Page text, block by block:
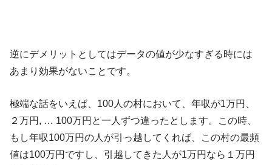
逆にデメリットとしてはデータの値が少なすぎる時には
あまり効果がないことです。
極端な話をいえば、100人の村において、年収が1万円、
２万円, … 100万円と一人ずつ違ったとします。この時、
もし年収100万円の人が引っ越してくれば、この村の最頻
値は100万円ですし、引越してきた人が1万円なら１万円